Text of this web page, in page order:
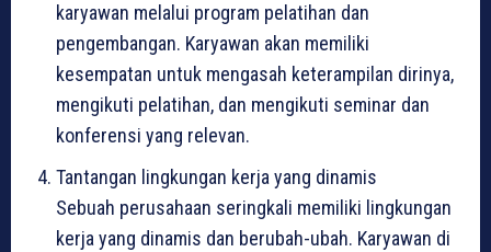
karyawan melalui program pelatihan dan
pengembangan. Karyawan akan memiliki
kesempatan untuk mengasah keterampilan dirinya,
mengikuti pelatihan, dan mengikuti seminar dan
konferensi yang relevan.
Tantangan lingkungan kerja yang dinamis
Sebuah perusahaan seringkali memiliki lingkungan
kerja yang dinamis dan berubah-ubah. Karyawan di